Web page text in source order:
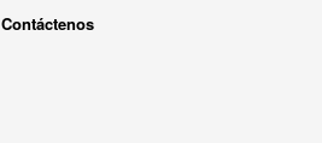
Contáctenos